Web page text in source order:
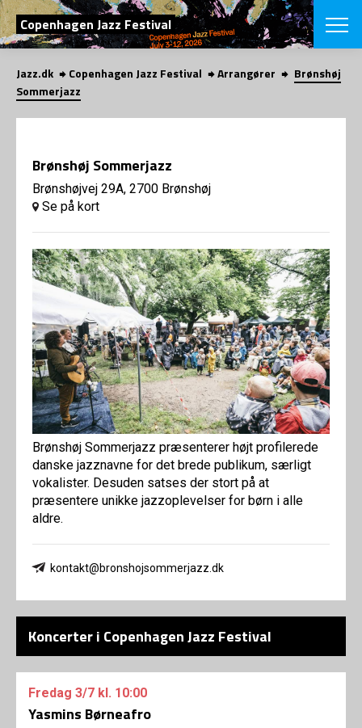
SØG
Copenhagen Jazz Festival
English
Om
Om
Kontakt
Om fonden
Om
SHOP
Jazz.dk Copenhagen Jazz Festival Arrangører
Brønshøj
Sommerjazz
Brønshøj Sommerjazz
Brønshøjvej 29A, 2700 Brønshøj
Se på kort
Brønshøj Sommerjazz præsenterer højt profilerede
danske jazznavne for det brede publikum, særligt
vokalister. Desuden satses der stort på at
præsentere unikke jazzoplevelser for børn i alle
aldre.
kontakt@bronshojsommerjazz.dk
Koncerter i Copenhagen Jazz Festival
Fredag 3/7 kl. 10:00
Yasmins Børneafro